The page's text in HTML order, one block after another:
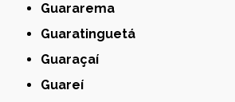
Guararema
Guaratinguetá
Guaraçaí
Guareí